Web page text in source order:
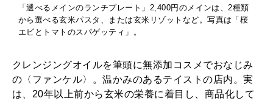
「選べるメインのランチプレート」2,400円のメインは、2種類
から選べる玄米パスタ、または玄米リゾットなど。写真は「桜
エビとトマトのスパゲッティ」。
クレンジングオイルを筆頭に無添加コスメでおなじみ
の〈ファンケル〉。温かみのあるテイストの店内。実
は、20年以上前から玄米の栄養に着目し、商品化して